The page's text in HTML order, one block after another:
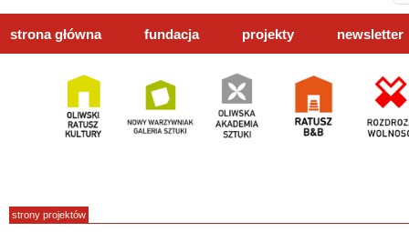
strona główna fundacja projekty newsletter
strony projektów